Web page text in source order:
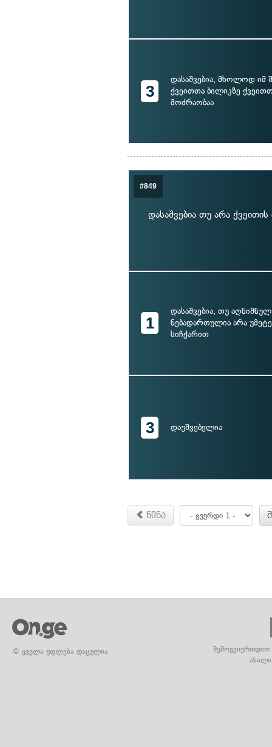
3
დასაშვებია, მხოლოდ იმ
ქვეითთა ბილიკზე
მოძრაობაა
#849
დასაშვებია თუ არა
1
დასაშვებია, თუ
ნებადართულია არა
სიჩქარით
3 დაუშვებელია
წინა
© ყველა უფლება დაცულია
შემოგვიერთდით
ახალი